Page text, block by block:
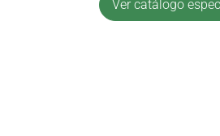
Ver catálogo